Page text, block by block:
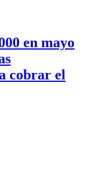
en mayo
cobrar el